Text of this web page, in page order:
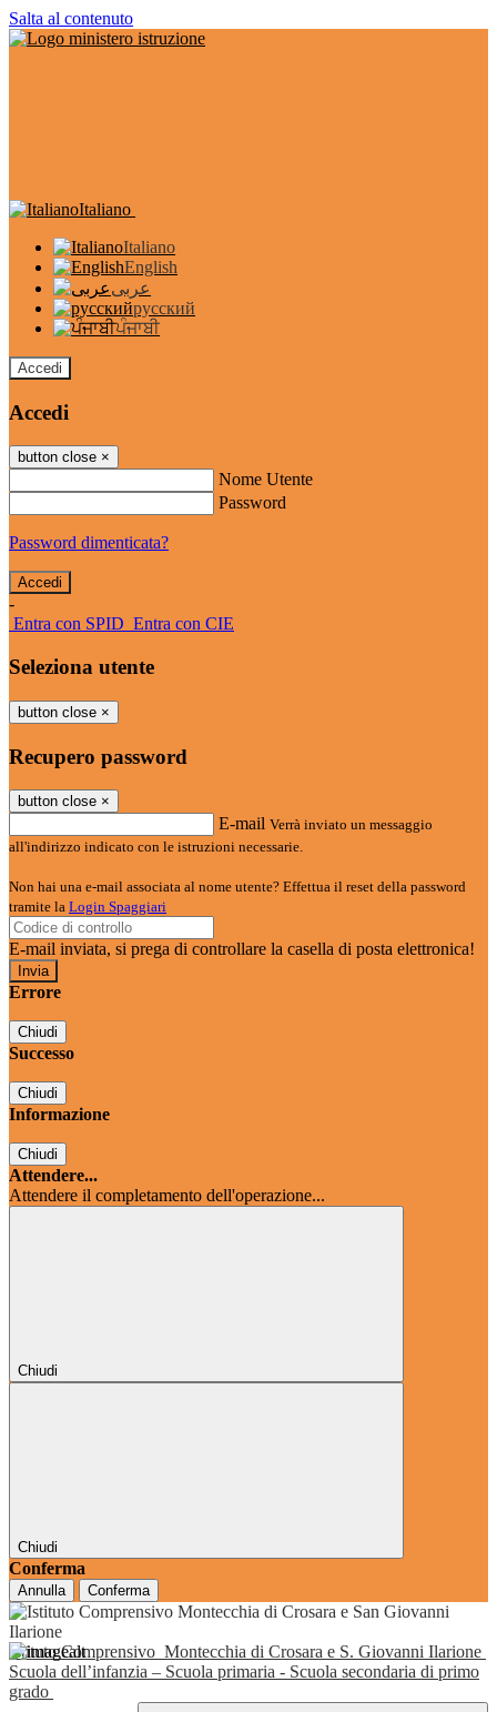
Salta al contenuto
Italiano
Italiano
English
عربى
русский
ਪੰਜਾਬੀ
Accedi
Accedi
button close ×
Nome Utente
Password
Password dimenticata?
-
Entra con SPID Entra con CIE
Seleziona utente
button close ×
Recupero password
button close ×
E-mail Verrà inviato un messaggio
all'indirizzo indicato con le istruzioni necessarie.
Non hai una e-mail associata al nome utente? Effettua il reset della password
tramite la Login Spaggiari
E-mail inviata, si prega di controllare la casella di posta elettronica!
Errore
Chiudi
Successo
Chiudi
Informazione
Chiudi
Attendere...
Attendere il completamento dell'operazione...
Chiudi
Chiudi
Conferma
Annulla Conferma
Istituto Comprensivo Montecchia di Crosara e S. Giovanni Ilarione
Scuola dell’infanzia – Scuola primaria - Scuola secondaria di primo
grado